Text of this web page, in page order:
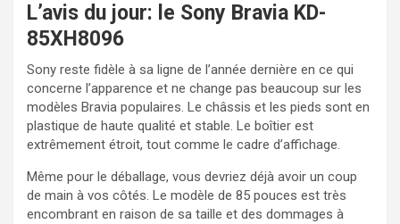
L’avis du jour: le Sony Bravia KD-
85XH8096
Sony reste fidèle à sa ligne de l’année dernière en ce qui
concerne l’apparence et ne change pas beaucoup sur les
modèles Bravia populaires. Le châssis et les pieds sont en
plastique de haute qualité et stable. Le boîtier est
extrêmement étroit, tout comme le cadre d’affichage.
Même pour le déballage, vous devriez déjà avoir un coup
de main à vos côtés. Le modèle de 85 pouces est très
encombrant en raison de sa taille et des dommages à